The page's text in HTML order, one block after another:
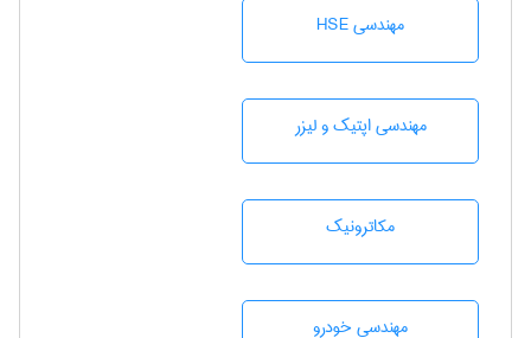
مهندسی HSE
مهندسی اپتیک و لیزر
مکاترونیک
مهندسی خودرو